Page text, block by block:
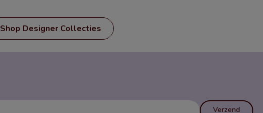
Shop Designer Collecties
Verzend